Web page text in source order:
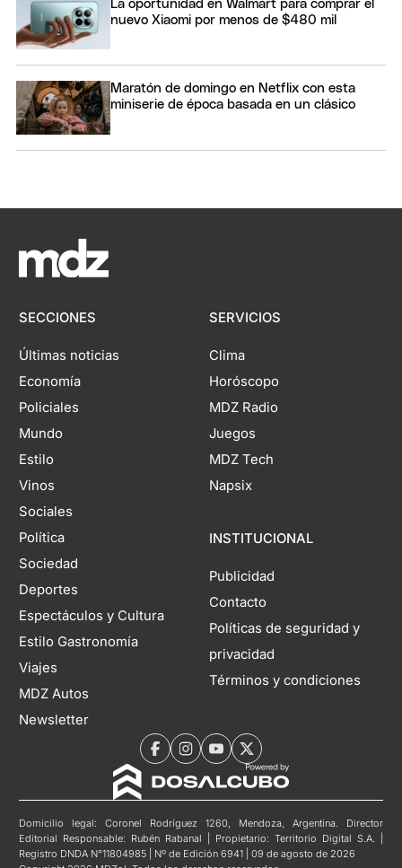
La oportunidad en Walmart para comprar el
nuevo Xiaomi por menos de $480 mil
Maratón de domingo en Netflix con esta
miniserie de época basada en un clásico
SECCIONES
Últimas noticias
Economía
Policiales
Mundo
Estilo
Vinos
Sociales
Política
Sociedad
Deportes
Espectáculos y Cultura
Estilo Gastronomía
Viajes
MDZ Autos
Newsletter
SERVICIOS
Clima
Horóscopo
MDZ Radio
Juegos
MDZ Tech
Napsix
INSTITUCIONAL
Publicidad
Contacto
Políticas de seguridad y
privacidad
Términos y condiciones
Domicilio legal: Coronel Rodríguez 1260, Mendoza, Argentina. Director
Editorial Responsable: Rubén Rabanal | Propietario: Territorio Digital S.A. |
Registro DNDA N°11804985 | Nº de Edición 6941 | 09 de agosto de 2026